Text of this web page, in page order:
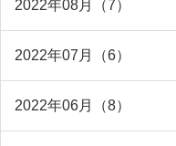
2022年08月（7）
2022年07月（6）
2022年06月（8）